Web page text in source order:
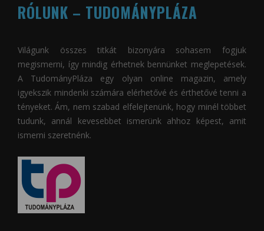
RÓLUNK – TUDOMÁNYPLÁZA
Világunk összes titkát bizonyára sohasem fogjuk
megismerni, így mindig érhetnek bennünket meglepetések.
A TudományPláza egy olyan online magazin, amely
igyekszik mindenki számára elérhetővé és érthetővé tenni a
tényeket. Ám, nem szabad elfelejtenünk, hogy minél többet
tudunk, annál kevesebbet ismerünk ahhoz képest, amit
ismerni szeretnénk.